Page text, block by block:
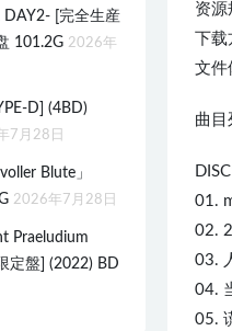
资源
下
文件
曲目
01.
02.
03.
04.
05.
[完全生産
101.2G 2026年
D] (4BD)
7月28日
Blute」
2026年7月28日
Praeludium
定盤] (2022) BD